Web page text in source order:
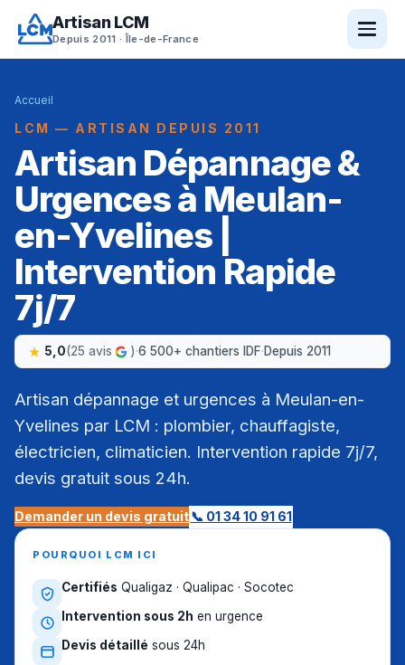
Artisan LCM
Depuis 2011 · Île-de-France
Accueil
LCM — ARTISAN DEPUIS 2011
Artisan Dépannage &
Urgences à Meulan-
en-Yvelines |
Intervention Rapide
7j/7
5,0(25 avis )·6 500+ chantiers IDF·Depuis 2011
Artisan dépannage et urgences à Meulan-en-
Yvelines par LCM : plombier, chauffagiste,
électricien, climaticien. Intervention rapide 7j/7,
devis gratuit sous 24h.
Demander un devis gratuit📞 01 34 10 91 61
POURQUOI LCM ICI
Certifiés Qualigaz · Qualipac · Socotec
Intervention sous 2h en urgence
Devis détaillé sous 24h